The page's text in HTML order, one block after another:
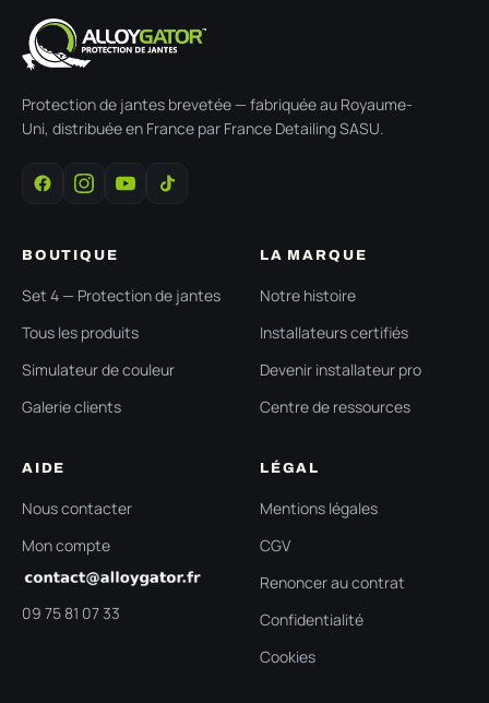
Protection de jantes brevetée — fabriquée au Royaume-
Uni, distribuée en France par France Detailing SASU.
BOUTIQUE
Set 4 — Protection de jantes
Tous les produits
Simulateur de couleur
Galerie clients
LA MARQUE
Notre histoire
Installateurs certifiés
Devenir installateur pro
Centre de ressources
AIDE
Nous contacter
Mon compte
09 75 81 07 33
LÉGAL
Mentions légales
CGV
Renoncer au contrat
Confidentialité
Cookies